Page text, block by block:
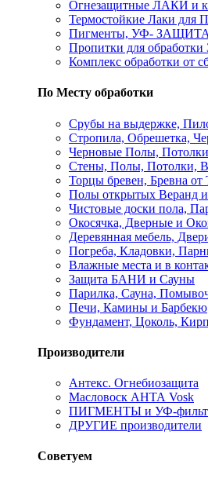
Огнезащитные ЛАКИ и
Термостойкие Лаки для
Пигменты, УФ- ЗАЩИТА,
Пропитки для
Комплекс обработки от
По Месту обработки
Срубы на выдержке,
Стропила, Обрешетка,
Черновые Полы,
Стены, Полы, Потолки,
Торцы бревен, Бревна от
Полы открытых Веранд и
Чистовые доски пола,
Окосячка, Дверные и
Деревянная мебель,
Погреба, Кладовки,
Влажные места и в
Защита БАНИ и Сауны
Парилка, Сауна,
Печи, Камины и Барбекю
Фундамент, Цоколь,
Производители
Антекс. Огнебиозащита
Масловоск АНТА Vosk
ПИГМЕНТЫ и УФ-
ДРУГИЕ производители
Советуем